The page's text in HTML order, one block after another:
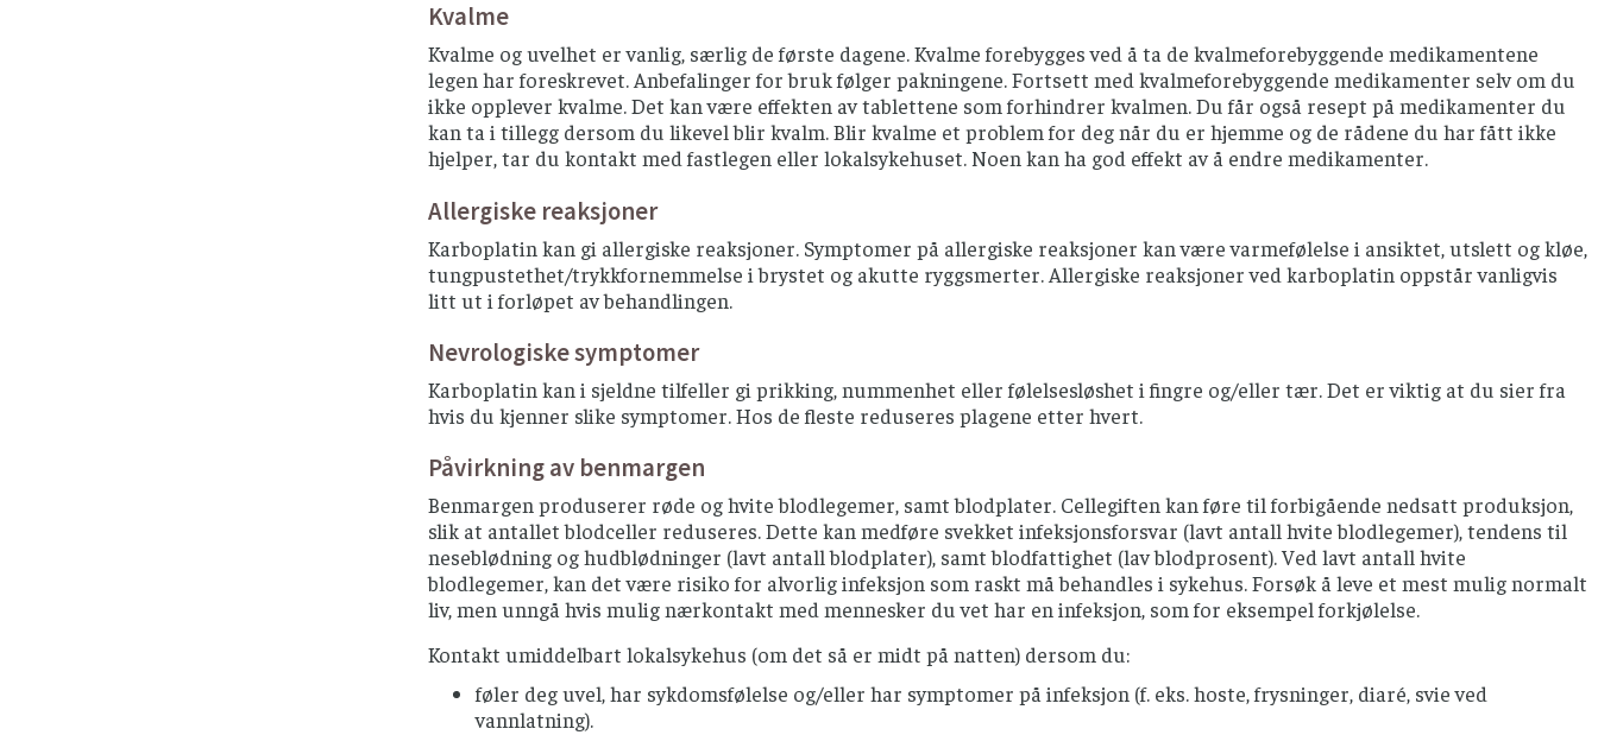
Kvalme
Kvalme og uvelhet er vanlig, særlig de første dagene. Kvalme forebygges ved å ta de kvalmeforebyggende medikamentene
legen har foreskrevet. Anbefalinger for bruk følger pakningene. Fortsett med kvalmeforebyggende medikamenter selv om du
ikke opplever kvalme. Det kan være effekten av tablettene som forhindrer kvalmen. Du får også resept på medikamenter du
kan ta i tillegg dersom du likevel blir kvalm. Blir kvalme et problem for deg når du er hjemme og de rådene du har fått ikke
hjelper, tar du kontakt med fastlegen eller lokalsykehuset. Noen kan ha god effekt av å endre medikamenter.
Allergiske reaksjoner
Karboplatin kan gi allergiske reaksjoner. Symptomer på allergiske reaksjoner kan være varmefølelse i ansiktet, utslett og kløe,
tungpustethet/trykkfornemmelse i brystet og akutte ryggsmerter. Allergiske reaksjoner ved karboplatin oppstår vanligvis
litt ut i forløpet av behandlingen.
Nevrologiske symptomer
Karboplatin kan i sjeldne tilfeller gi prikking, nummenhet eller følelsesløshet i fingre og/eller tær. Det er viktig at du sier fra
hvis du kjenner slike symptomer. Hos de fleste reduseres plagene etter hvert.
Påvirkning av benmargen
Benmargen produserer røde og hvite blodlegemer, samt blodplater. Cellegiften kan føre til forbigående nedsatt produksjon,
slik at antallet blodceller reduseres. Dette kan medføre svekket infeksjonsforsvar (lavt antall hvite blodlegemer), tendens til
neseblødning og hudblødninger (lavt antall blodplater), samt blodfattighet (lav blodprosent). Ved lavt antall hvite
blodlegemer, kan det være risiko for alvorlig infeksjon som raskt må behandles i sykehus. Forsøk å leve et mest mulig normalt
liv, men unngå hvis mulig nærkontakt med mennesker du vet har en infeksjon, som for eksempel forkjølelse.
Kontakt umiddelbart lokalsykehus (om det så er midt på natten) dersom du:
føler deg uvel, har sykdomsfølelse og/eller har symptomer på infeksjon (f. eks. hoste, frysninger, diaré, svie ved
vannlatning).